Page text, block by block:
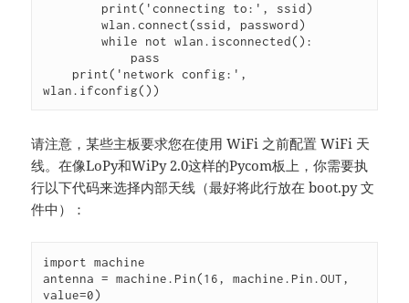
        wlan.connect(ssid, password)
        while not wlan.isconnected():
wlan.ifconfig())
请注意，某些主板要求您在使用 WiFi 之前配置 WiFi 天
线。在像LoPy和WiPy 2.0这样的Pycom板上，你需要执
行以下代码来选择内部天线（最好将此行放在 boot.py 文
件中）：
import machine
antenna = machine.Pin(16, machine.Pin.OUT,
value=0)